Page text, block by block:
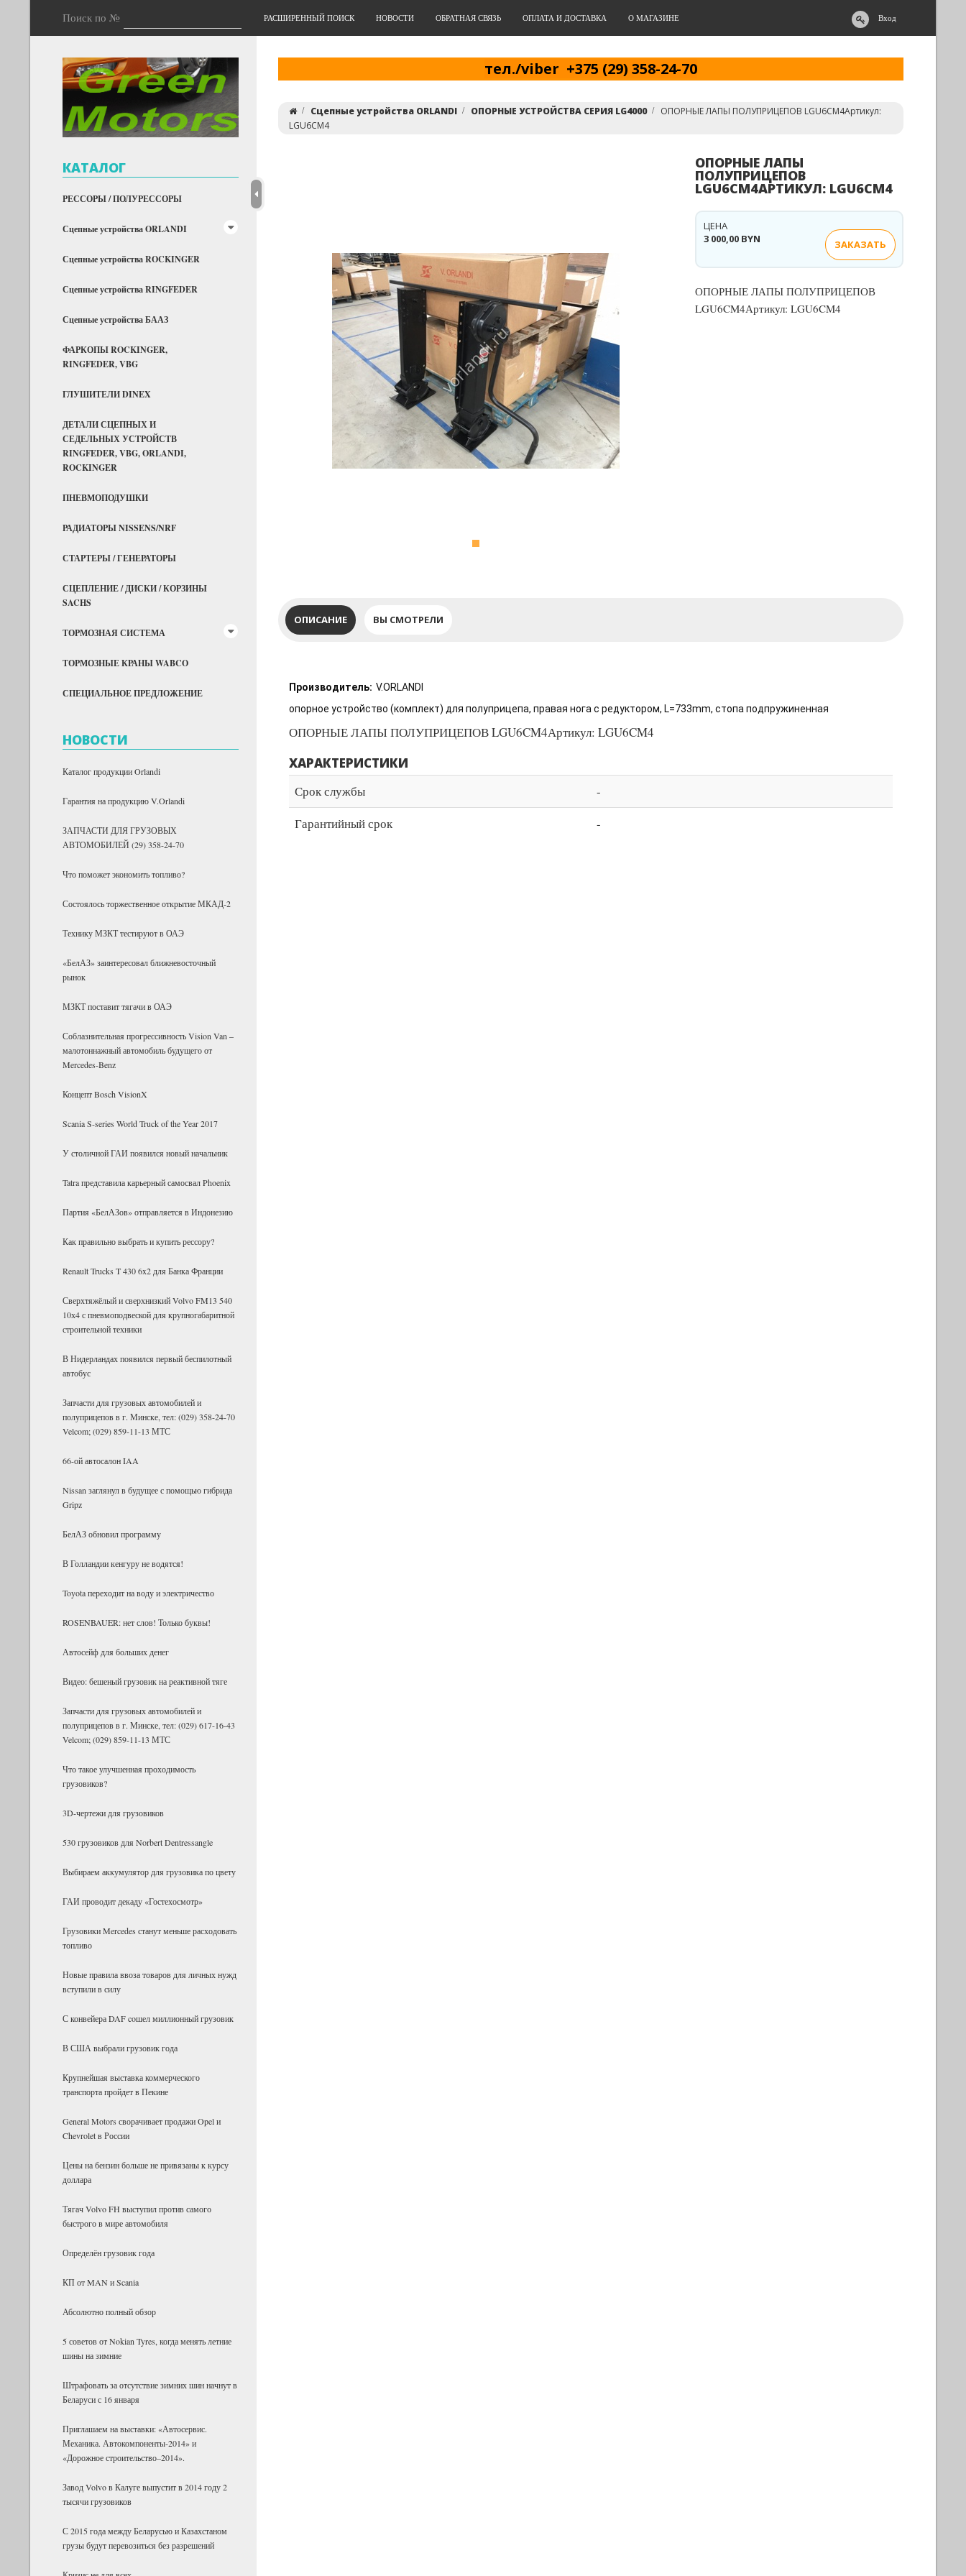
Вход
Поиск по № РАСШИРЕННЫЙ ПОИСК НОВОСТИ ОБРАТНАЯ СВЯЗЬ ОПЛАТА И ДОСТАВКА О МАГАЗИНЕ
КАТАЛОГ
РЕССОРЫ / ПОЛУРЕССОРЫ
Сцепные устройства ORLANDI
Сцепные устройства ROCKINGER
Сцепные устройства RINGFEDER
Сцепные устройства БААЗ
ФАРКОПЫ ROCKINGER,
RINGFEDER, VBG
ГЛУШИТЕЛИ DINEX
ДЕТАЛИ СЦЕПНЫХ И
СЕДЕЛЬНЫХ УСТРОЙСТВ
RINGFEDER, VBG, ORLANDI,
ROCKINGER
ПНЕВМОПОДУШКИ
РАДИАТОРЫ NISSENS/NRF
СТАРТЕРЫ / ГЕНЕРАТОРЫ
СЦЕПЛЕНИЕ / ДИСКИ / КОРЗИНЫ
SACHS
ТОРМОЗНАЯ СИСТЕМА
ТОРМОЗНЫЕ КРАНЫ WABCO
СПЕЦИАЛЬНОЕ ПРЕДЛОЖЕНИЕ
НОВОСТИ
Каталог продукции Orlandi
Гарантия на продукцию V.Orlandi
ЗАПЧАСТИ ДЛЯ ГРУЗОВЫХ
АВТОМОБИЛЕЙ (29) 358-24-70
Что поможет экономить топливо?
Состоялось торжественное открытие МКАД-2
Технику МЗКТ тестируют в ОАЭ
«БелАЗ» заинтересовал ближневосточный
рынок
МЗКТ поставит тягачи в ОАЭ
Соблазнительная прогрессивность Vision Van –
малотоннажный автомобиль будущего от
Mercedes-Benz
Концепт Bosch VisionX
Scania S-series World Truck of the Year 2017
У столичной ГАИ появился новый начальник
Tatra представила карьерный самосвал Phoenix
Партия «БелАЗов» отправляется в Индонезию
Как правильно выбрать и купить рессору?
Renault Trucks T 430 6x2 для Банка Фран­ции
Сверх­тя­жё­лый и сверх­низ­кий Volvo FM13 540
10х4 с пнев­мо­под­вес­кой для круп­но­га­ба­рит­ной
стро­и­тель­ной тех­ники
В Нидерландах появился первый беспилотный
автобус
Запчасти для грузовых автомобилей и
полуприцепов в г. Минске, тел: (029) 358-24-70
Velcom; (029) 859-11-13 МТС
66-ой автосалон IAA
Nissan заглянул в будущее с помощью гибрида
Gripz
БелАЗ об­но­вил про­грамму
В Гол­лан­дии кен­гуру не во­дятся!
Toyota пе­ре­хо­дит на воду и элек­три­че­ство
ROSENBAUER: нет слов! Только буквы!
Ав­то­сейф для боль­ших денег
Видео: бешеный грузовик на реактивной тяге
Запчасти для грузовых автомобилей и
полуприцепов в г. Минске, тел: (029) 617-16-43
Velcom; (029) 859-11-13 МТС
Что такое улучшенная проходимость
грузовиков?
3D-чертежи для грузовиков
530 грузовиков для Norbert Dentressangle
Выбираем аккумулятор для грузовика по цвету
ГАИ проводит декаду «Гостехосмотр»
Грузовики Mercedes станут меньше расходовать
топливо
Новые правила ввоза товаров для личных нужд
вступили в силу
С конвейера DAF coшел миллионный грузовик
В США выбрали грузовик года
Крупнейшая выставка коммерческого
транспорта пройдет в Пекине
General Motors сворачивает продажи Opel и
Chevrolet в России
Цены на бензин больше не привязаны к курсу
доллара
Тягач Volvo FH выступил против самого
быстрого в мире автомобиля
Определён грузовик года
КП от MAN и Scania
Абсолютно полный обзор
5 советов от Nokian Tyres, когда менять летние
шины на зимние
Штрафовать за отсутствие зимних шин начнут в
Беларуси с 16 января
Приглашаем на выставки: «Автосервис.
Механика. Автокомпоненты-2014» и
«Дорожное строительство–2014».
Завод Volvo в Калуге выпустит в 2014 году 2
тысячи грузовиков
С 2015 года между Беларусью и Казахстаном
грузы будут перевозиться без разрешений
тел./viber +375 (29) 358-24-70
Сцепные устройства ORLANDI ОПОРНЫЕ УСТРОЙСТВА СЕРИЯ LG4000
ОПОРНЫЕ ЛАПЫ ПОЛУПРИЦЕПОВ LGU6CM4Артикул:
LGU6CM4
ОПОРНЫЕ ЛАПЫ
ПОЛУПРИЦЕПОВ
LGU6CM4АРТИКУЛ: LGU6CM4
3 000,00 BYN
ЦЕНА
ЗАКАЗАТЬ
ОПОРНЫЕ ЛАПЫ ПОЛУПРИЦЕПОВ
LGU6CM4Артикул: LGU6CM4
ОПИСАНИЕ ВЫ СМОТРЕЛИ
Производитель: V.ORLANDI
опорное устройство (комплект) для полуприцепа, правая нога с редуктором, L=733mm, стопа подпружиненная
ОПОРНЫЕ ЛАПЫ ПОЛУПРИЦЕПОВ LGU6CM4Артикул: LGU6CM4
ХАРАКТЕРИСТИКИ
Срок службы
-
Гарантийный срок
-